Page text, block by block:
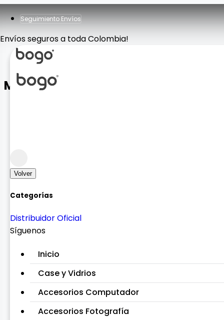
Seguimiento Envíos
Envíos seguros a toda Colombia!
Volver
Categorías
Distribuidor Oficial
Síguenos
Inicio
Case y Vidrios
Accesorios Computador
Accesorios Fotografía
MINI TRIPODE LDX-128